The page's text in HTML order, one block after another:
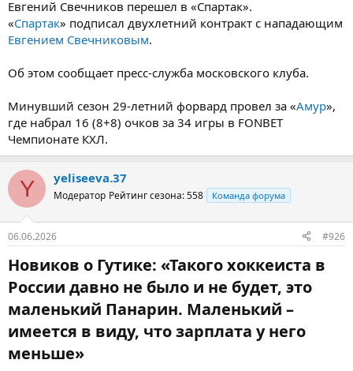
Евгений Свечников перешел в «Спартак».
«Спартак» подписал двухлетний контракт с нападающим
Евгением Свечниковым.
Об этом сообщает пресс-служба московского клуба.
Минувший сезон 29-летний форвард провел за «Амур»,
где набрал 16 (8+8) очков за 34 игры в FONBET
Чемпионате КХЛ.
Y yeliseeva.37
Модератор Рейтинг сезона: 558 Команда форума
06.06.2026 #926
Новиков о Гутике: «Такого хоккеиста в
России давно не было и не будет, это
маленький Панарин. Маленький –
имеется в виду, что зарплата у него
меньше»​